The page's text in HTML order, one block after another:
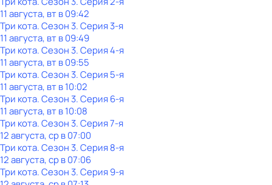
11 августа, вт в 09:42
Три кота. Сезон 3. Серия 3-я
11 августа, вт в 09:49
Три кота. Сезон 3. Серия 4-я
11 августа, вт в 09:55
Три кота. Сезон 3. Серия 5-я
11 августа, вт в 10:02
Три кота. Сезон 3. Серия 6-я
11 августа, вт в 10:08
Три кота. Сезон 3. Серия 7-я
12 августа, ср в 07:00
Три кота. Сезон 3. Серия 8-я
12 августа, ср в 07:06
Три кота. Сезон 3. Серия 9-я